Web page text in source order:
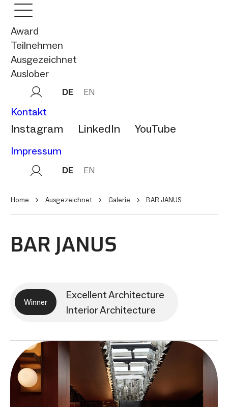
Award
Teilnehmen
Ausgezeichnet
Auslober
DE EN
Kontakt
Instagram LinkedIn YouTube
Impressum
DE EN
Home Ausgezeichnet Galerie BAR JANUS
BAR JANUS
Winner
Excellent Architecture
Interior Architecture